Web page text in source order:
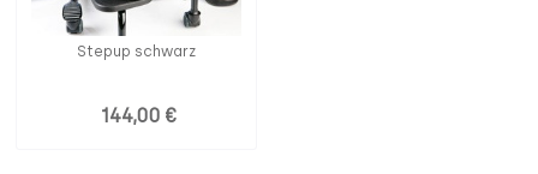
Stepup schwarz
144,00 €